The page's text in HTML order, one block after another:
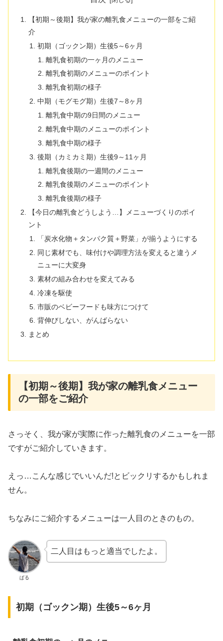
【初期～後期】我が家の離乳食メニューの一部をご紹
介
初期（ゴックン期）生後5～6ヶ月
離乳食初期の一ヶ月のメニュー
離乳食初期のメニューのポイント
離乳食初期の様子
中期（モグモグ期）生後7～8ヶ月
離乳食中期の9日間のメニュー
離乳食中期のメニューのポイント
離乳食中期の様子
後期（カミカミ期）生後9～11ヶ月
離乳食後期の一週間のメニュー
離乳食後期のメニューのポイント
離乳食後期の様子
【今日の離乳食どうしよう…】メニューづくりのポイ
ント
「炭水化物＋タンパク質＋野菜」が揃うようにする
同じ素材でも、味付けや調理方法を変えると違うメ
ニューに大変身
素材の組み合わせを変えてみる
冷凍を駆使
市販のベビーフードも味方につけて
背伸びしない、がんばらない
まとめ
【初期～後期】我が家の離乳食メニュー
の一部をご紹介
さっそく、我が家が実際に作った離乳食のメニューを一部
ですがご紹介していきます。
えっ…こんな感じでいいんだ!とビックリするかもしれま
せん。
ちなみにご紹介するメニューは一人目のときのもの。
ぱる
二人目はもっと適当でしたよ。
初期（ゴックン期）生後5～6ヶ月